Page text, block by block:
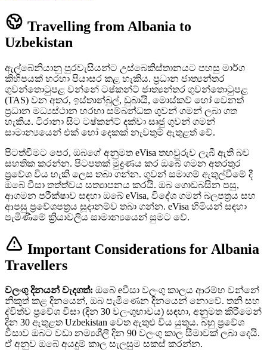
Travelling from Albania to
Uzbekistan
ඇල්බේනියානු පුරවැසියන්ට උස්බෙකිස්තානයට පහසු මාර්ග
කිහිපයක් හරහා පියාසර කළ හැකිය. ප්‍රධාන ජාත්‍යන්තර
ගුවන්තොටුපළ වන්නේ ටෂ්කන්ට් ජාත්‍යන්තර ගුවන්තොටුපළ
(TAS) වන අතර, ඉස්තාන්බුල්, ඩුබායි, මොස්කව් හෝ වෙනත්
ප්‍රධාන මධ්‍යස්ථාන හරහා සම්බන්ධක ගුවන් ගමන් ලබා ගත
හැකිය. ටිරානා සිට ටෂ්කන්ට් දක්වා සෘජු ගුවන් ගමන්
සාමාන්‍යයෙන් එක් හෝ දෙකක් නැවතුම් ඇතුළත් වේ.
පිටත්වීමට පෙර, ඔබගේ අනුමත eVisa තහවුරුව ලැබී ඇති බව
සහතික කරන්න. පිටපතක් මුද්‍රණය කර ඔබේ ගමන අතරතුර
ප්‍රවේශ විය හැකි ලෙස තබා ගන්න. ගුවන් සමාගම් ඇතුල්වීමේ දී
ඔබේ වීසා තත්ත්වය සත්‍යාපනය කරයි. ඔබ ගොඩබසින පසු,
ආගමන පරීක්ෂාව සඳහා ඔබේ eVisa, විදේශ ගමන් බලපත්‍රය සහ
ආපසු ප්‍රවේශපත්‍රය සූදානම්ව තබා ගන්න. eVisa හිමියන් සඳහා
පැමිණීමේ ක්‍රියාවලිය සාමාන්‍යයෙන් සුමට වේ.
Important Considerations for Albania
Travellers
වලංගු දිනයන් වැදගත්: ඔබේ eවීසා වලංගු කාලය ආරම්භ වන්නේ
නිකුත් කළ දිනයෙන්, ඔබ පැමිණෙන දිනයෙන් නොවේ. තනි සහ
ද්විත්ව ප්‍රවේශ වීසා (දින 30 වලංගුභාවය) සඳහා, අනුමත කිරීමෙන්
දින 30 ඇතුළත Uzbekistan වෙත ඇතුළු විය යුතුය. බහු ප්‍රවේශ
වීසාව ඔබට වඩා නම්‍යශීලී දින 90 වලංගු කාල සීමාවක් ලබා දෙයි.
ඒ අනුව ඔබේ අයදුම් කාල සැලසුම සකස් කරන්න.